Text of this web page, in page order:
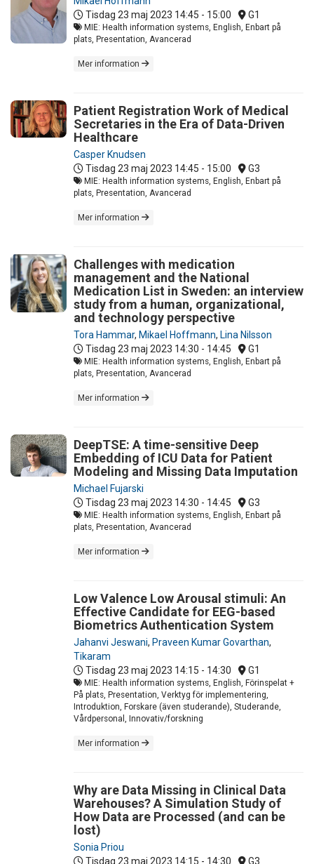
Tisdag 23 maj 2023 14:45 - 15:00 G1
MIE: Health information systems, English, Enbart på
plats, Presentation, Avancerad
Mer information
Patient Registration Work of Medical
Secretaries in the Era of Data-Driven
Healthcare
Casper Knudsen
Tisdag 23 maj 2023 14:45 - 15:00 G3
MIE: Health information systems, English, Enbart på
plats, Presentation, Avancerad
Mer information
Challenges with medication
management and the National
Medication List in Sweden: an interview
study from a human, organizational,
and technology perspective
Tora Hammar, Mikael Hoffmann, Lina Nilsson
Tisdag 23 maj 2023 14:30 - 14:45 G1
MIE: Health information systems, English, Enbart på
plats, Presentation, Avancerad
Mer information
DeepTSE: A time-sensitive Deep
Embedding of ICU Data for Patient
Modeling and Missing Data Imputation
Michael Fujarski
Tisdag 23 maj 2023 14:30 - 14:45 G3
MIE: Health information systems, English, Enbart på
plats, Presentation, Avancerad
Mer information
Low Valence Low Arousal stimuli: An
Effective Candidate for EEG-based
Biometrics Authentication System
Jahanvi Jeswani, Praveen Kumar Govarthan,
Tikaram
Tisdag 23 maj 2023 14:15 - 14:30 G1
MIE: Health information systems, English, Förinspelat +
På plats, Presentation, Verktyg för implementering,
Introduktion, Forskare (även studerande), Studerande,
Vårdpersonal, Innovativ/forskning
Mer information
Why are Data Missing in Clinical Data
Warehouses? A Simulation Study of
How Data are Processed (and can be
lost)
Sonia Priou
Tisdag 23 maj 2023 14:15 - 14:30 G3